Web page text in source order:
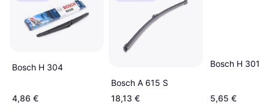
Bosch H 304
4,86 €
Bosch A 615 S
18,13 €
Bosch H 301
5,65 €